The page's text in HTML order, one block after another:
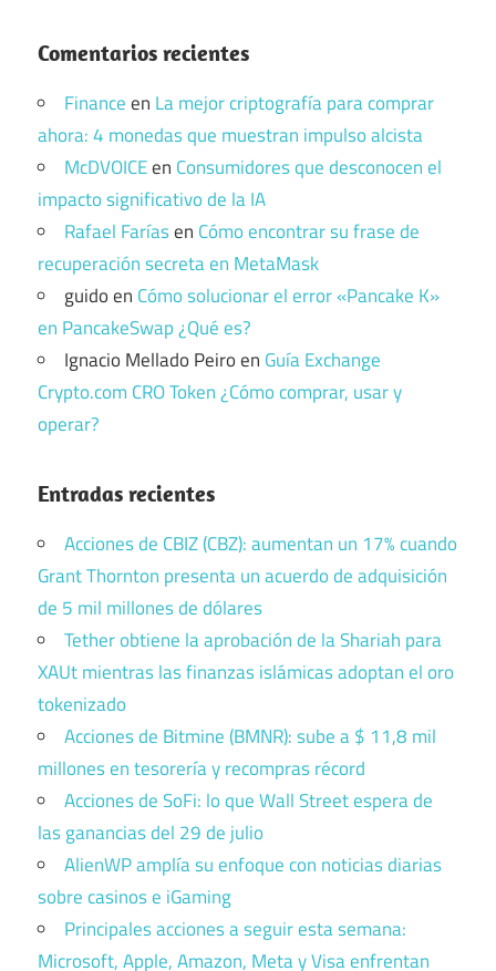
Comentarios recientes
Financeen La mejor criptografía para comprar
ahora: 4 monedas que muestran impulso alcista
McDVOICEen Consumidores que desconocen el
impacto significativo de la IA
Rafael Faríasen Cómo encontrar su frase de
recuperación secreta en MetaMask
guidoen Cómo solucionar el error «Pancake K»
en PancakeSwap ¿Qué es?
Ignacio Mellado Peiroen Guía Exchange
Crypto.com CRO Token ¿Cómo comprar, usar y
operar?
Entradas recientes
Acciones de CBIZ (CBZ): aumentan un 17% cuando
Grant Thornton presenta un acuerdo de adquisición
de 5 mil millones de dólares
Tether obtiene la aprobación de la Shariah para
XAUt mientras las finanzas islámicas adoptan el oro
tokenizado
Acciones de Bitmine (BMNR): sube a $ 11,8 mil
millones en tesorería y recompras récord
Acciones de SoFi: lo que Wall Street espera de
las ganancias del 29 de julio
AlienWP amplía su enfoque con noticias diarias
sobre casinos e iGaming
Principales acciones a seguir esta semana:
Microsoft, Apple, Amazon, Meta y Visa enfrentan